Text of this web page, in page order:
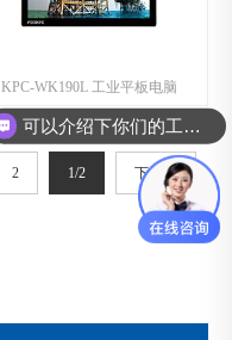
KPC-WK190L 工业平板电脑
2 1/2 下一页
可以介绍下你们的工控机么？